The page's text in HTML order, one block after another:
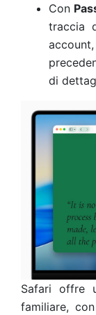
Con
traccia
di
Safari offre
familiare,